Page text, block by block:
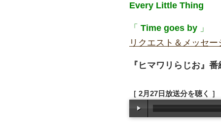
Every Little Thing
「 Time goes by 」
リクエスト＆メッセ
『ヒマワリらじお』
［ 2月27日放送分を聴く ］